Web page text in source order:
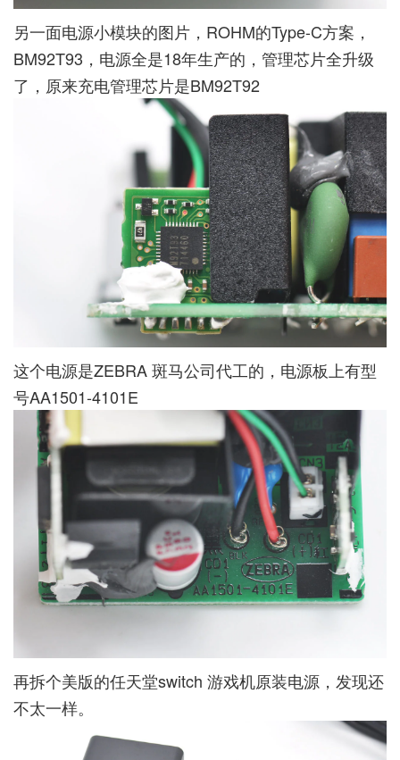
另一面电源小模块的图片，ROHM的Type-C方案，
BM92T93，电源全是18年生产的，管理芯片全升级
了，原来充电管理芯片是BM92T92
这个电源是ZEBRA 斑马公司代工的，电源板上有型
号AA1501-4101E
再拆个美版的任天堂switch 游戏机原装电源，发现还
不太一样。